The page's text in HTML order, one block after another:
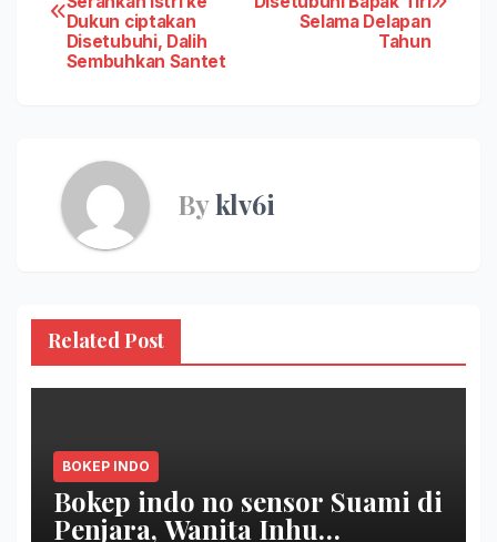
navigation
Selama Delapan
Tahun
Dukun ciptakan
Disetubuhi, Dalih
Sembuhkan Santet
Byklv6i
Related Post
BOKEP INDO
Bokep indo no sensor Suami di
Penjara, Wanita Inhu